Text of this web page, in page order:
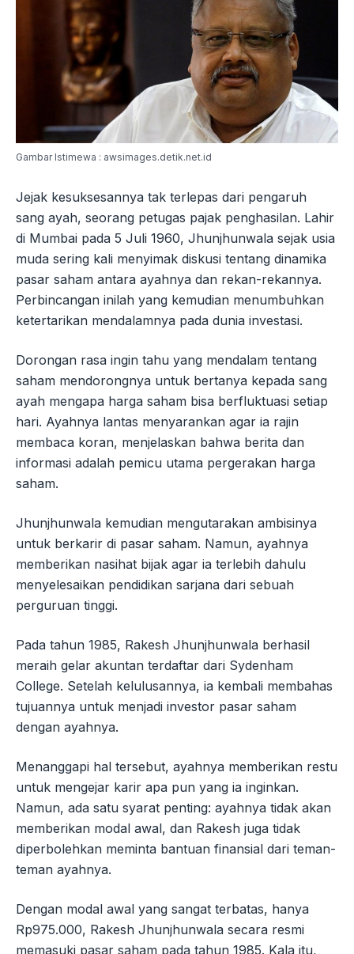
Gambar Istimewa : awsimages.detik.net.id
Jejak kesuksesannya tak terlepas dari pengaruh
sang ayah, seorang petugas pajak penghasilan. Lahir
di Mumbai pada 5 Juli 1960, Jhunjhunwala sejak usia
muda sering kali menyimak diskusi tentang dinamika
pasar saham antara ayahnya dan rekan-rekannya.
Perbincangan inilah yang kemudian menumbuhkan
ketertarikan mendalamnya pada dunia investasi.
Dorongan rasa ingin tahu yang mendalam tentang
saham mendorongnya untuk bertanya kepada sang
ayah mengapa harga saham bisa berfluktuasi setiap
hari. Ayahnya lantas menyarankan agar ia rajin
membaca koran, menjelaskan bahwa berita dan
informasi adalah pemicu utama pergerakan harga
saham.
Jhunjhunwala kemudian mengutarakan ambisinya
untuk berkarir di pasar saham. Namun, ayahnya
memberikan nasihat bijak agar ia terlebih dahulu
menyelesaikan pendidikan sarjana dari sebuah
perguruan tinggi.
Pada tahun 1985, Rakesh Jhunjhunwala berhasil
meraih gelar akuntan terdaftar dari Sydenham
College. Setelah kelulusannya, ia kembali membahas
tujuannya untuk menjadi investor pasar saham
dengan ayahnya.
Menanggapi hal tersebut, ayahnya memberikan restu
untuk mengejar karir apa pun yang ia inginkan.
Namun, ada satu syarat penting: ayahnya tidak akan
memberikan modal awal, dan Rakesh juga tidak
diperbolehkan meminta bantuan finansial dari teman-
teman ayahnya.
Dengan modal awal yang sangat terbatas, hanya
Rp975.000, Rakesh Jhunjhunwala secara resmi
memasuki pasar saham pada tahun 1985. Kala itu,